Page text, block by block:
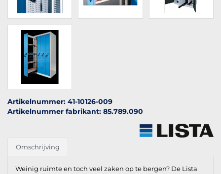
Artikelnummer: 41-10126-009
Artikelnummer fabrikant: 85.789.090
Omschrijving
Weinig ruimte en toch veel zaken op te bergen? De Lista